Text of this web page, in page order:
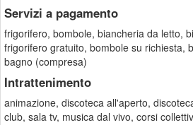
Servizi a pagamento
frigorifero, bombole, biancheria da letto,
frigorifero gratuito, bombole su richiesta,
bagno (compresa)
Intrattenimento
animazione, discoteca all'aperto,
club, sala tv, musica dal vivo, corsi